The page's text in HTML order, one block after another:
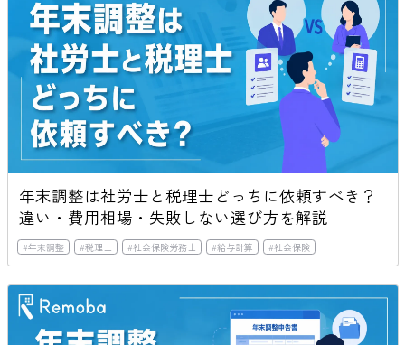
年末調整は社労士と税理士どっちに依頼すべき？
違い・費用相場・失敗しない選び方を解説
#年末調整 #税理士 #社会保険労務士 #給与計算 #社会保険